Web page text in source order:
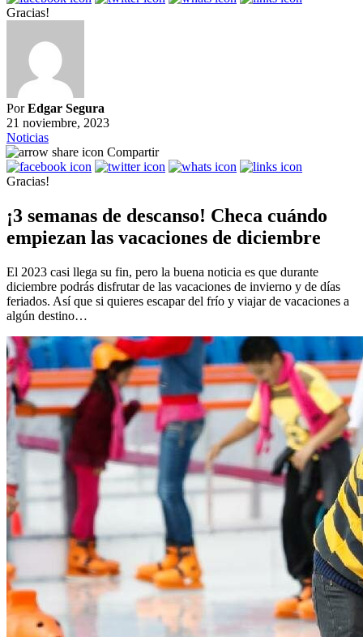
Gracias!
PorEdgar Segura
21 noviembre, 2023
Noticias
Compartir
Gracias!
¡3 semanas de descanso! Checa cuándo
empiezan las vacaciones de diciembre
El 2023 casi llega su fin, pero la buena noticia es que durante
diciembre podrás disfrutar de las vacaciones de invierno y de días
feriados. Así que si quieres escapar del frío y viajar de vacaciones a
algún destino…